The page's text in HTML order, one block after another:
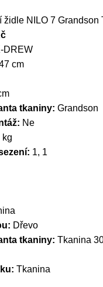
židle NILO 7 Grandson
DREW
cm
tkaniny: Grandson
Ne
kg
1, 1
Dřevo
tkaniny: Tkanina
Tkanina